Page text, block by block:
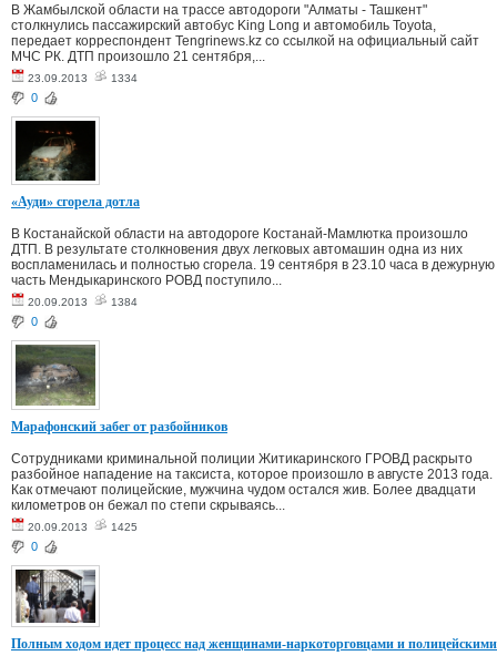
В Жамбылской области на трассе автодороги "Алматы - Ташкент"
столкнулись пассажирский автобус King Long и автомобиль Toyota,
передает корреспондент Tengrinews.kz со ссылкой на официальный сайт
МЧС РК. ДТП произошло 21 сентября,...
23.09.2013 1334
0
«Ауди» сгорела дотла
В Костанайской области на автодороге Костанай-Мамлютка произошло
ДТП. В результате столкновения двух легковых автомашин одна из них
воспламенилась и полностью сгорела. 19 сентября в 23.10 часа в дежурную
часть Мендыкаринского РОВД поступило...
20.09.2013 1384
0
Марафонский забег от разбойников
Сотрудниками криминальной полиции Житикаринского ГРОВД раскрыто
разбойное нападение на таксиста, которое произошло в августе 2013 года.
Как отмечают полицейские, мужчина чудом остался жив. Более двадцати
километров он бежал по степи скрываясь...
20.09.2013 1425
0
Полным ходом идет процесс над женщинами-наркоторговцами и полицейскими